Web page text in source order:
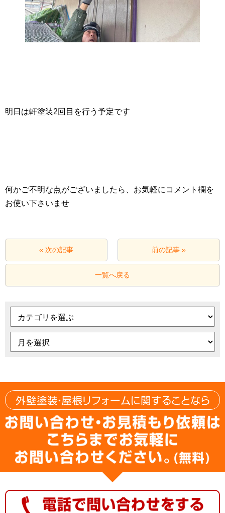
明日は軒塗装2回目を行う予定です
何かご不明な点がございましたら、お気軽にコメント欄を
お使い下さいませ
« 次の記事 前の記事 »
一覧へ戻る